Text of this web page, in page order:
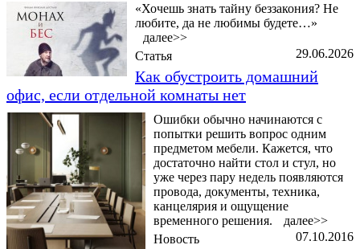
«Хочешь знать тайну беззакония? Не
любите, да не любимы будете…»
далее>>
29.06.2026
Статья
Как обустроить домашний
офис, если отдельной комнаты нет
Ошибки обычно начинаются с
попытки решить вопрос одним
предметом мебели. Кажется, что
достаточно найти стол и стул, но
уже через пару недель появляются
провода, документы, техника,
канцелярия и ощущение
временного решения.
далее>>
07.10.2016
Новость